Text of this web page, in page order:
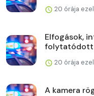
20 órája
Elfogások,
folytatódott
20 órája
A kamera